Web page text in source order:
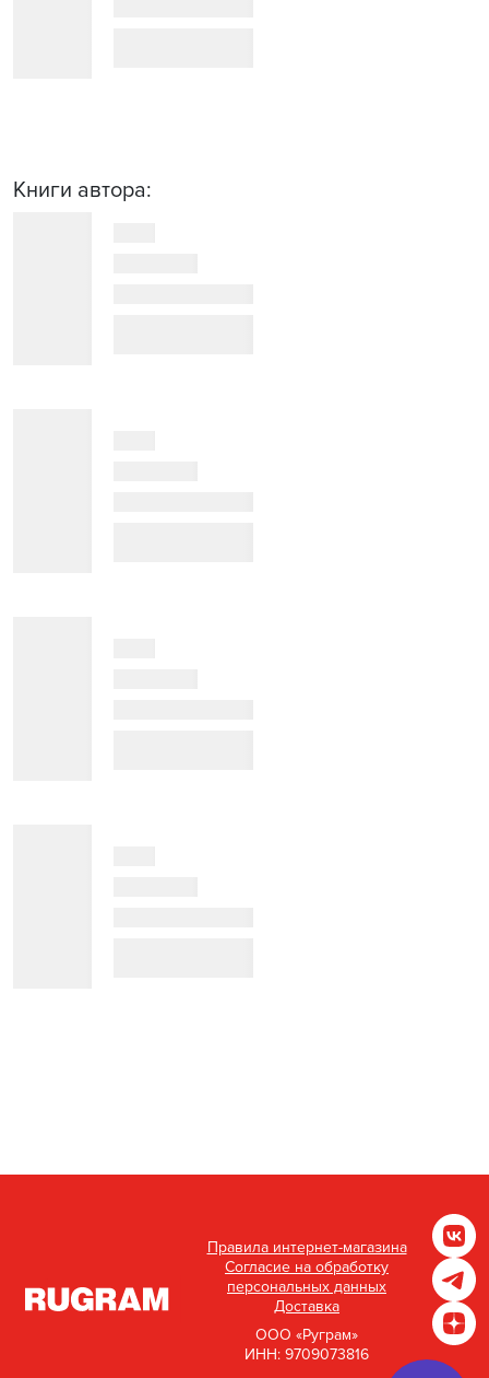
Книги автора:
Правила интернет-магазина
Согласие на обработку
персональных данных
Доставка
ООО «Руграм»
ИНН: 9709073816